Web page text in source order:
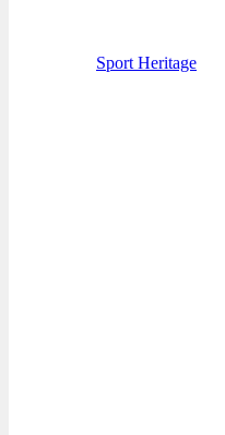
Sport Heritage